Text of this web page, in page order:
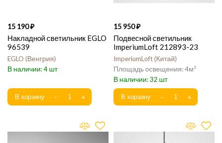
15 190
Накладной светильник EGLO
96539
EGLO Венгрия
4
15 950
Подвесной светильник
ImperiumLoft 212893-23
ImperiumLoft Китай
4
32